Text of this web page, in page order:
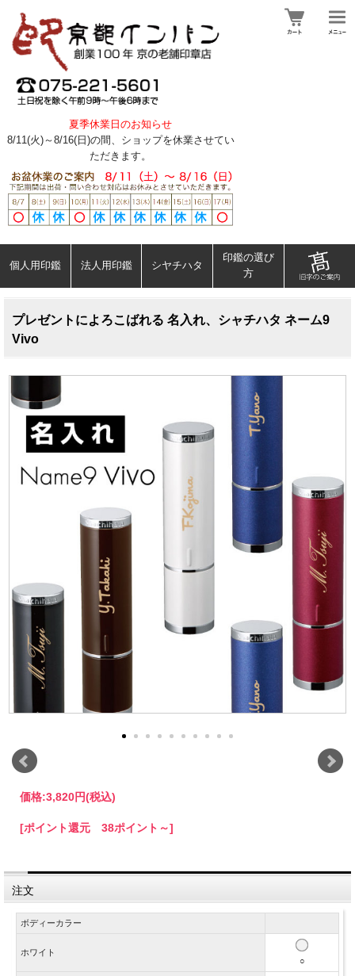
夏季休業日のお知らせ
8/11(火)～8/16(日)の間、ショップを休業させてい
ただきます。
個人用印鑑 法人用印鑑 シヤチハタ
印鑑の選び
方
プレゼントによろこばれる 名入れ、シャチハタ ネーム9
Vivo
価格:3,820円(税込)
[ポイント還元 38ポイント～]
注文
ボディーカラー
ホワイト
○